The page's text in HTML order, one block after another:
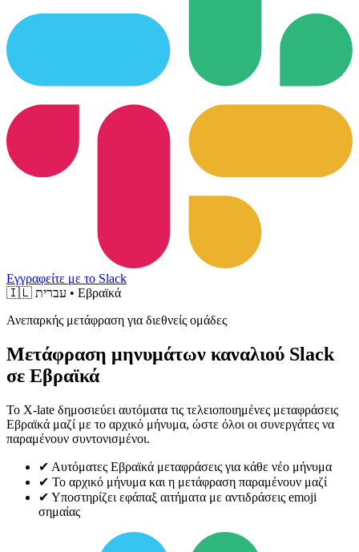
Εγγραφείτε με το Slack
🇮🇱
עברית • Εβραϊκά
Ανεπαρκής μετάφραση για διεθνείς ομάδες
Μετάφραση μηνυμάτων καναλιού Slack
σε Εβραϊκά
Το X-late δημοσιεύει αυτόματα τις τελειοποιημένες μεταφράσεις
Εβραϊκά μαζί με το αρχικό μήνυμα, ώστε όλοι οι συνεργάτες να
παραμένουν συντονισμένοι.
✔ Αυτόματες Εβραϊκά μεταφράσεις για κάθε νέο μήνυμα
✔ Το αρχικό μήνυμα και η μετάφραση παραμένουν μαζί
✔ Υποστηρίζει εφάπαξ αιτήματα με αντιδράσεις emoji
σημαίας